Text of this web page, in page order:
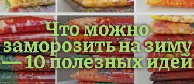
Что можно
заморозить на зиму
— 10 полезных идей